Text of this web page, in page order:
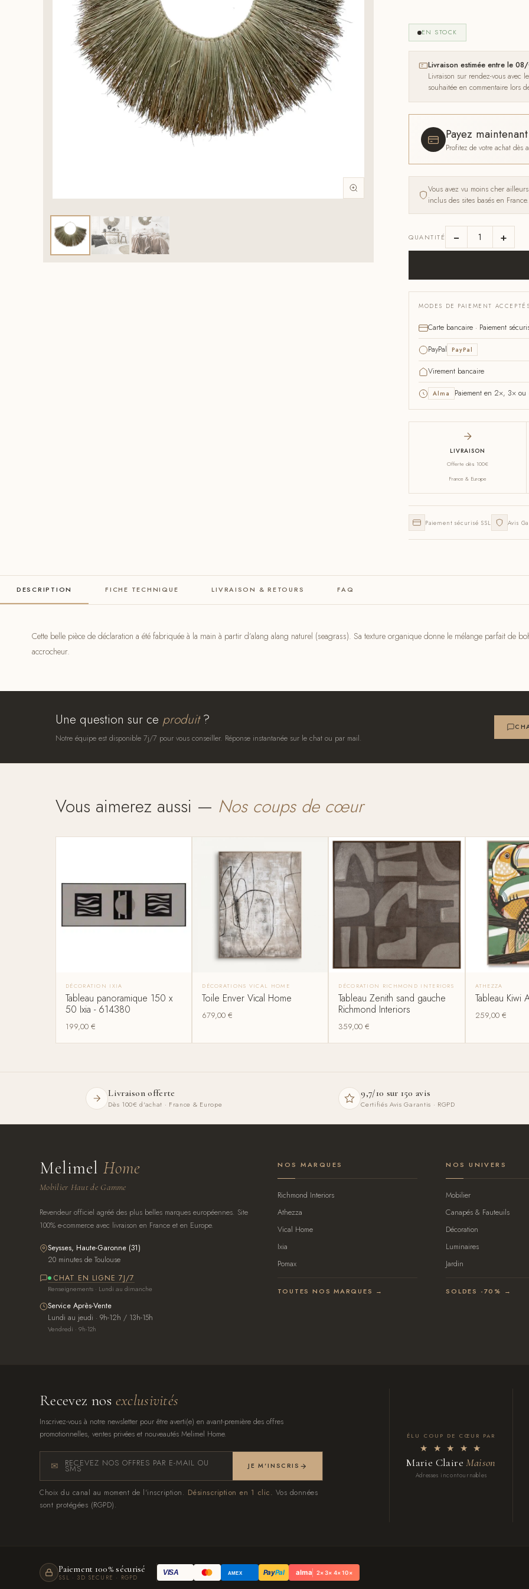
EN STOCK
Livraison estimée entre le
Livraison sur rendez-vous avec
souhaitée en commentaire lors
Payez
Profitez de votre achat
Vous avez vu moins cher
inclus des sites basés en France.
QUANTITÉ − +
MODES DE PAIEMENT
Carte bancaire · Paiement
PayPal PayPal
Virement bancaire
Alma Paiement en 2×, 3×
LIVRAISON
Offerte dès 100€
France & Europe
Paiement sécurisé SSL Avis
DESCRIPTION FICHE TECHNIQUE LIVRAISON & RETOURS FAQ
Cette belle pièce de déclaration a été fabriquée à la main à partir d’alang alang naturel (seagrass). Sa texture organique donne le mélange parfait de
accrocheur.
Une question sur ce produit?
Notre équipe est disponible 7j/7 pour vous conseiller. Réponse instantanée sur le chat ou par mail.
Vous aimerez aussi — Nos coups de cœur
DÉCORATION IXIA
Tableau panoramique 150 x
50 Ixia - 614380
199,00€
DÉCORATIONS VICAL HOME
Toile Enver Vical Home
679,00€
DÉCORATION RICHMOND INTERIORS
Tableau Zenith sand gauche
Richmond Interiors
359,00€
ATHEZZA
Tableau Kiwi
259,00 €
Livraison offerte
Dès 100€ d'achat · France & Europe
9,7/10 sur 150 avis
Certifiés Avis Garantis · RGPD
MelimelHome
Mobilier Haut de Gamme
Revendeur officiel agréé des plus belles marques européennes. Site
100% e-commerce avec livraison en France et en Europe.
Seysses, Haute-Garonne (31)
20 minutes de Toulouse
CHAT EN LIGNE 7J/7
Renseignements · Lundi au dimanche
Service Après-Vente
Lundi au jeudi · 9h-12h / 13h-15h
Vendredi · 9h-12h
NOS MARQUES
Richmond Interiors
Athezza
Vical Home
Ixia
Pomax
TOUTES NOS MARQUES →
NOS UNIVERS
Mobilier
Canapés & Fauteuils
Décoration
Luminaires
Jardin
SOLDES -70% →
Recevez nos exclusivités
Inscrivez-vous à notre newsletter pour être averti(e) en avant-première des offres
promotionnelles, ventes privées et nouveautés Melimel Home.
RECEVEZ NOS OFFRES PAR E-MAIL OU
SMS JE M'INSCRIS
Choix du canal au moment de l'inscription. Désinscription en 1 clic. Vos données
sont protégées (RGPD).
ÉLU COUP DE CŒUR PAR
★ ★ ★ ★ ★
Marie ClaireMaison
Adresses incontournables
Paiement 100% sécurisé
SSL · 3D SECURE · RGPD
VISA AMEX PayPal alma 2× 3× 4× 10×